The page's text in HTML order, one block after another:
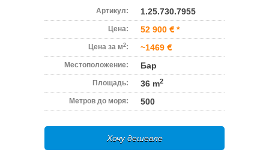
Артикул: 1.25.730.7955
Цена: 52 900 *
Цена за м2: ~1469
Местоположение: Бар
Площадь: 36 m2
Метров до моря: 500
Хочу дешевле